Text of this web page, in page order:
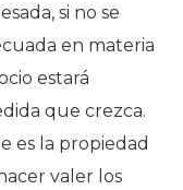
si no se
en materia
estará
que crezca.
es la propiedad
valer los